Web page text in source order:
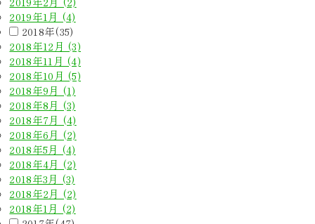
2019年1月 (4)
2018年(35)
2018年12月 (3)
2018年11月 (4)
2018年10月 (5)
2018年9月 (1)
2018年8月 (3)
2018年7月 (4)
2018年6月 (2)
2018年5月 (4)
2018年4月 (2)
2018年3月 (3)
2018年2月 (2)
2018年1月 (2)